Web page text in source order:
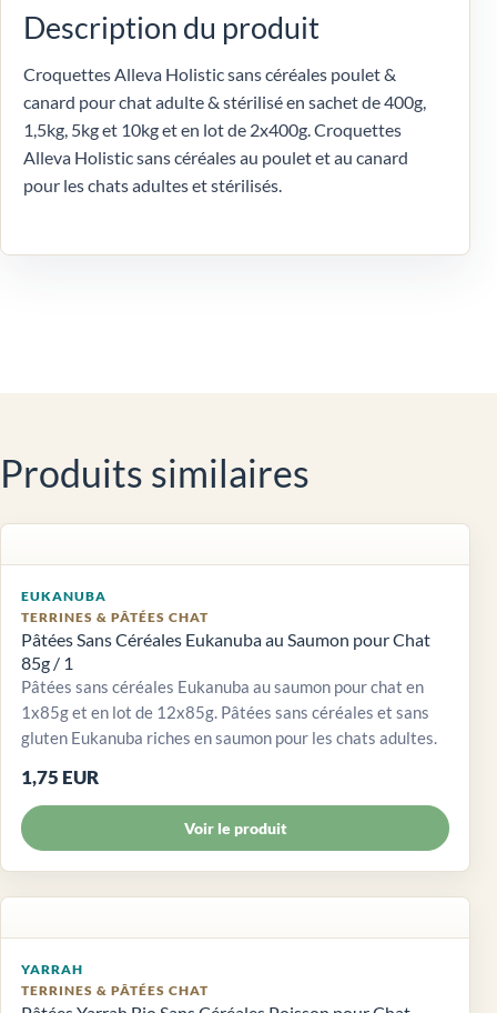
Description du produit
Croquettes Alleva Holistic sans céréales poulet &
canard pour chat adulte & stérilisé en sachet de 400g,
1,5kg, 5kg et 10kg et en lot de 2x400g. Croquettes
Alleva Holistic sans céréales au poulet et au canard
pour les chats adultes et stérilisés.
Produits similaires
EUKANUBA
TERRINES & PÂTÉES CHAT
Pâtées Sans Céréales Eukanuba au Saumon pour Chat
85g / 1
Pâtées sans céréales Eukanuba au saumon pour chat en
1x85g et en lot de 12x85g. Pâtées sans céréales et sans
gluten Eukanuba riches en saumon pour les chats adultes.
1,75 EUR
Voir le produit
YARRAH
TERRINES & PÂTÉES CHAT